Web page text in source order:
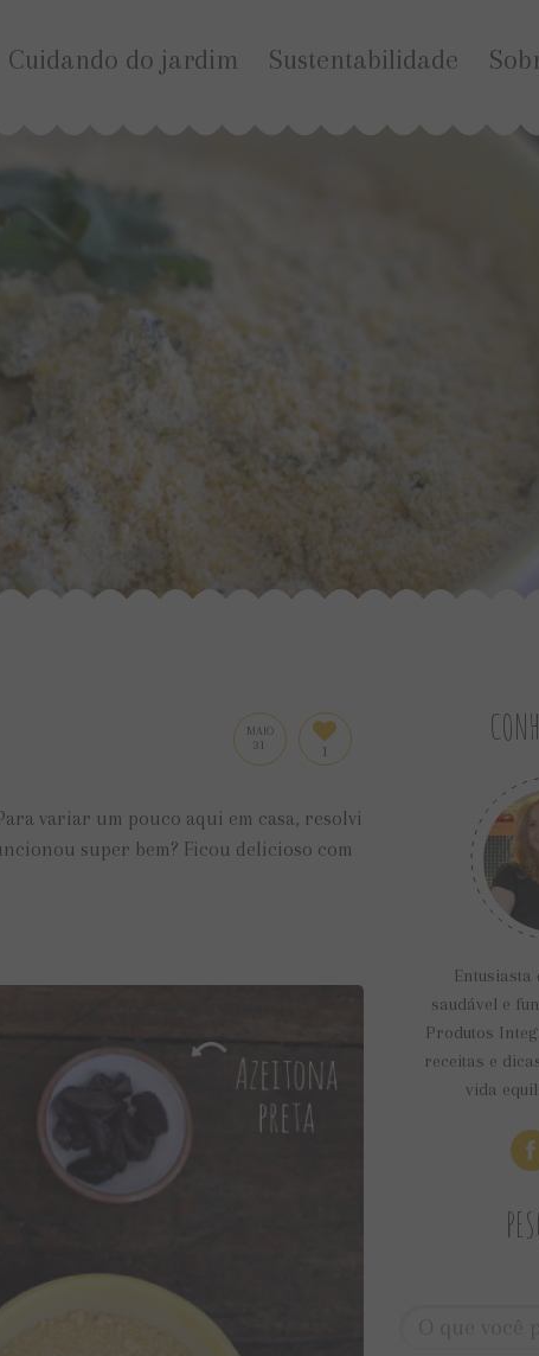
Cuidando do jardim Sustentabilidade
MAIO
31 1
variar um pouco aqui em casa, resolvi
super bem? Ficou delicioso com
saudável e
Produtos
receitas e
vida